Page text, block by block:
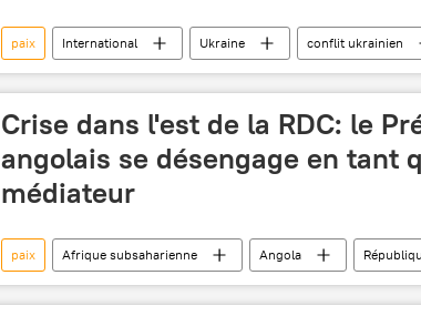
paix International Ukraine conflit ukrainien
Opinion
Crise dans l'est de la RDC: le
angolais se désengage en tant
médiateur
paix Afrique subsaharienne Angola
M23
Rwanda Union africaine (UA)